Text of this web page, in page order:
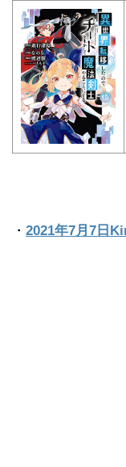
・ 2021年7月7日